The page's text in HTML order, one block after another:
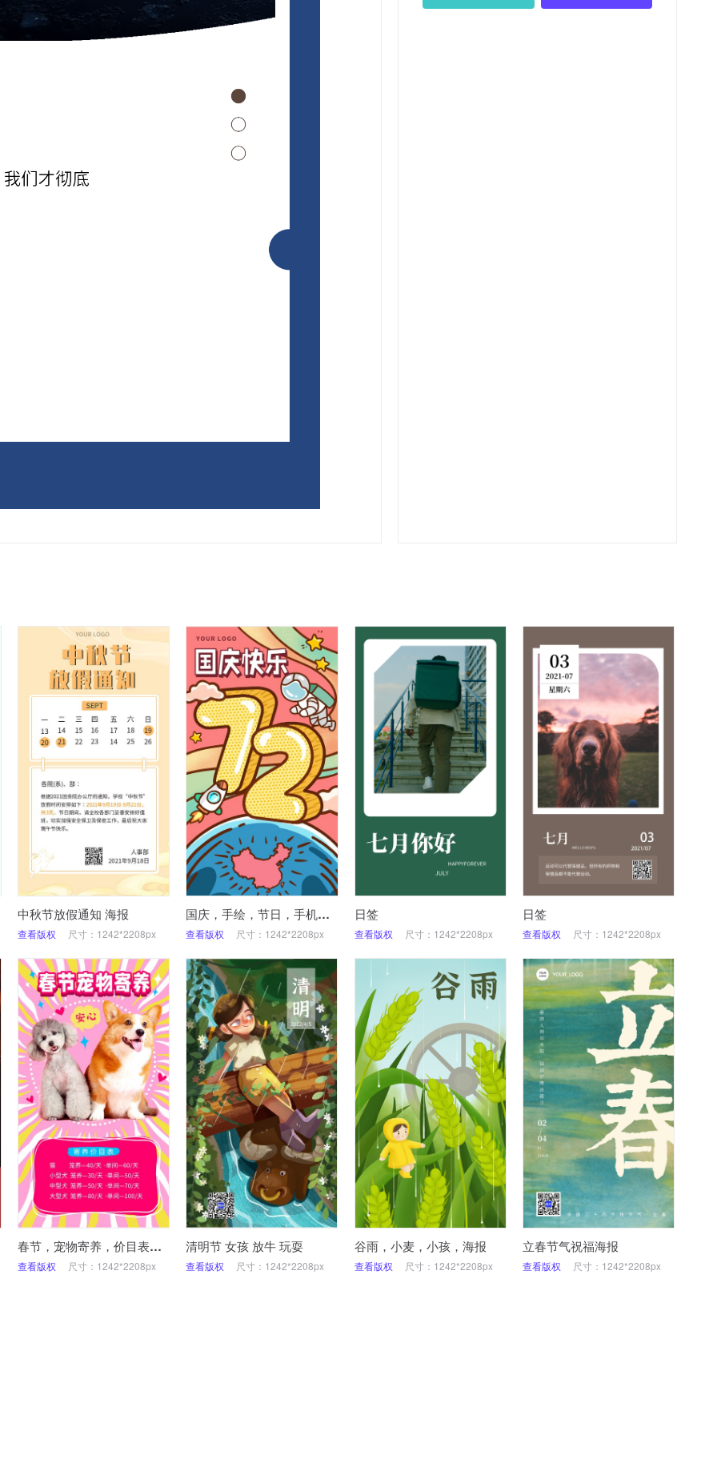
中秋节放假通知 海报
查看版权 尺寸：1242*2208px
国庆，手绘，节日，手机海报
查看版权 尺寸：1242*2208px
日签
查看版权 尺寸：1242*2208px
日签
查看版权 尺寸：1242*2208px
春节，宠物寄养，价目表，宠物店，手机海报
查看版权 尺寸：1242*2208px
清明节 女孩 放牛 玩耍
查看版权 尺寸：1242*2208px
谷雨，小麦，小孩，海报
查看版权 尺寸：1242*2208px
立春节气祝福海报
查看版权 尺寸：1242*2208px